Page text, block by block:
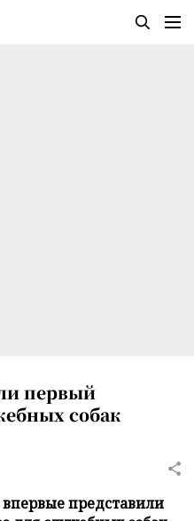
первый
собак
представили